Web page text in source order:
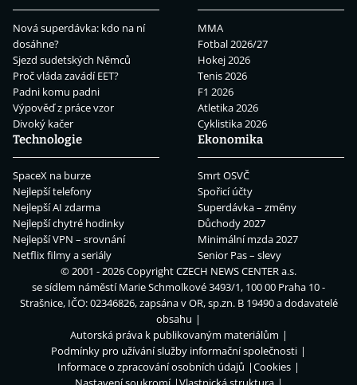
Nová superdávka: kdo na ní
dosáhne?
Sjezd sudetských Němců
Proč vláda zavádí EET?
Padni komu padni
Výpověď z práce vzor
Divoký kačer
MMA
Fotbal 2026/27
Hokej 2026
Tenis 2026
F1 2026
Atletika 2026
Cyklistika 2026
Technologie
SpaceX na burze
Nejlepší telefony
Nejlepší AI zdarma
Nejlepší chytré hodinky
Nejlepší VPN – srovnání
Netflix filmy a seriály
Ekonomika
Smrt OSVČ
Spořicí účty
Superdávka – změny
Důchody 2027
Minimální mzda 2027
Senior Pas – slevy
© 2001 - 2026 CopyrightCZECH NEWS CENTER a.s.
se sídlem náměstí Marie Schmolkové 3493/1, 100 00 Praha 10 -
Strašnice, IČO: 02346826, zapsána v OR, sp.zn. B 19490 a dodavatelé
obsahu
Autorská práva k publikovaným materiálům
Podmínky pro užívání služby informační společnosti
Informace o zpracování osobních údajů
Cookies